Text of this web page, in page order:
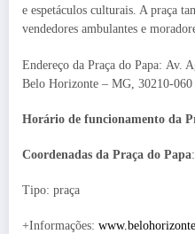
e espetáculos culturais. A praça
vendedores ambulantes e
Endereço da Praça do Papa: Av.
Belo Horizonte – MG, 30210-060
Horário de funcionamento da
Coordenadas da Praça do Papa
Tipo: praça
+Informações: